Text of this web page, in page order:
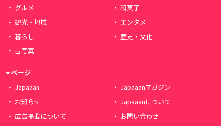
グルメ
和菓子
観光・地域
エンタメ
暮らし
歴史・文化
古写真
ページ
Japaaan
Japaaanマガジン
お知らせ
Japaaanについて
広告掲載について
お問い合わせ